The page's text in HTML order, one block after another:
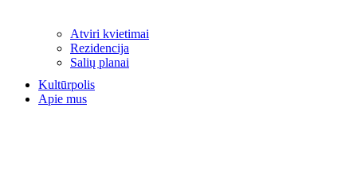
Atviri kvietimai
Rezidencija
Salių planai
Kultūrpolis
Apie mus